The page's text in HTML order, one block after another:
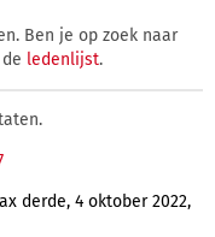
Ben je op zoek naar
ledenlijst.
derde, 4 oktober 2022,